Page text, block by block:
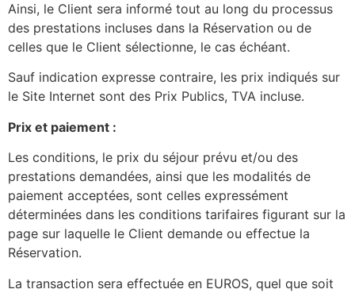
Ainsi, le Client sera informé tout au long du processus
des prestations incluses dans la Réservation ou de
celles que le Client sélectionne, le cas échéant.
Sauf indication expresse contraire, les prix indiqués sur
le Site Internet sont des Prix Publics, TVA incluse.
Prix et paiement :
Les conditions, le prix du séjour prévu et/ou des
prestations demandées, ainsi que les modalités de
paiement acceptées, sont celles expressément
déterminées dans les conditions tarifaires figurant sur la
page sur laquelle le Client demande ou effectue la
Réservation.
La transaction sera effectuée en EUROS, quel que soit